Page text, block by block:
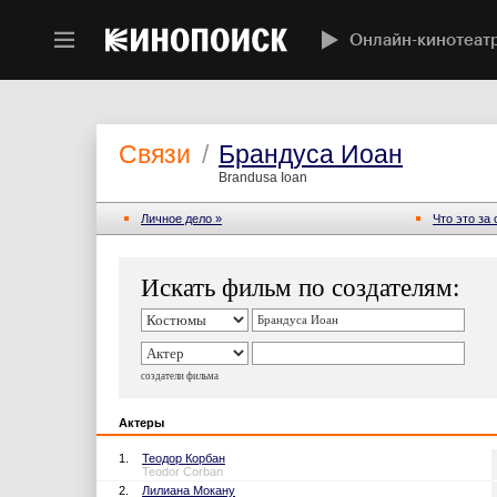
Онлайн-
Связи / Брандуса Иоан
Brandusa Ioan
Личное дело » Что это за
Искать фильм по создателям:
создатели фильма
Актеры
1.
Теодор Корбан
Teodor Corban
2.
Лилиана Мокану